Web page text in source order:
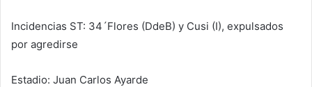
Incidencias ST: 34´Flores (DdeB) y Cusi (I), expulsados
por agredirse
Estadio: Juan Carlos Ayarde